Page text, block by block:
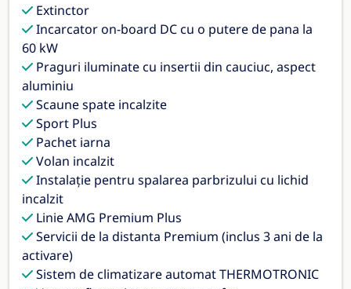
Extinctor
Incarcator on-board DC cu o putere de pana la
60 kW
Praguri iluminate cu insertii din cauciuc, aspect
aluminiu
Scaune spate incalzite
Sport Plus
Pachet iarna
Volan incalzit
Instalaţie pentru spalarea parbrizului cu lichid
incalzit
Linie AMG Premium Plus
Servicii de la distanta Premium (inclus 3 ani de la
activare)
Sistem de climatizare automat THERMOTRONIC